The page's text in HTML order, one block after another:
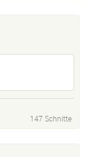
147 Schnitte